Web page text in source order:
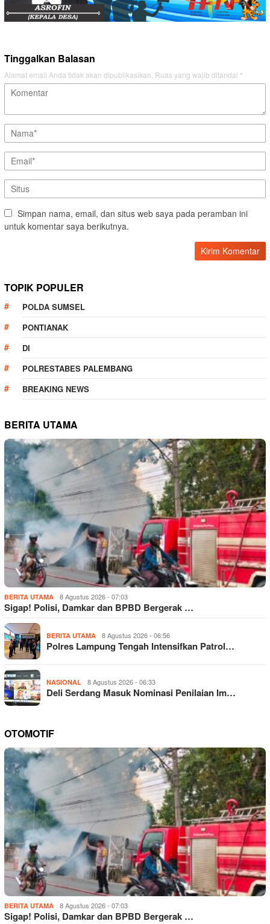
Tinggalkan Balasan
Alamat email Anda tidak akan dipublikasikan. Ruas yang wajib ditandai *
Simpan nama, email, dan situs web saya pada peramban ini
untuk komentar saya berikutnya.
TOPIK POPULER
POLDA SUMSEL
PONTIANAK
DI
POLRESTABES PALEMBANG
BREAKING NEWS
BERITA UTAMA
BERITA UTAMA 8 Agustus 2026 - 07:03
Sigap! Polisi, Damkar dan BPBD Bergerak …
BERITA UTAMA 8 Agustus 2026 - 06:56
Polres Lampung Tengah Intensifkan Patrol…
NASIONAL 8 Agustus 2026 - 06:33
Deli Serdang Masuk Nominasi Penilaian Im…
OTOMOTIF
BERITA UTAMA 8 Agustus 2026 - 07:03
Sigap! Polisi, Damkar dan BPBD Bergerak …